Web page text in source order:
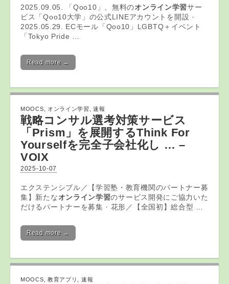
2025.09.05. 「Qoo10」、無料のオンライン学習サー
ビス「Qoo10大学」の公式LINEアカウントを開設 ·
2025.05.29. ECモール「Qoo10」LGBTQ＋イベント
「Tokyo Pride …
Read more →
MOOCS オンライン学習 ,速報
戦略コンサル選考対策サービス
「Prism」を展開するThink For
Yourselfを完全子会社化し … –
VOIX
2025-10-07
エクステンシブル／【学習塾・教育機関のパートナー募
集】新たなオンライン学習のサービス開発にご協力いた
だけるパートナーを募集 · 花形／【全国初】総合型 …
Read more →
MOOCS 教育アプリ 速報